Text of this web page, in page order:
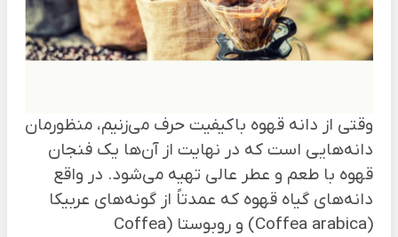
وقتی از دانه قهوه باکیفیت حرف می‌زنیم، منظورمان
دانه‌هایی است که در نهایت از آن‌ها یک فنجان
قهوه با طعم و عطر عالی تهیه می‌شود. در واقع
دانه‌های گیاه قهوه که عمدتاً از گونه‌های عربیکا
(Coffea arabica) و روبوستا (Coffea